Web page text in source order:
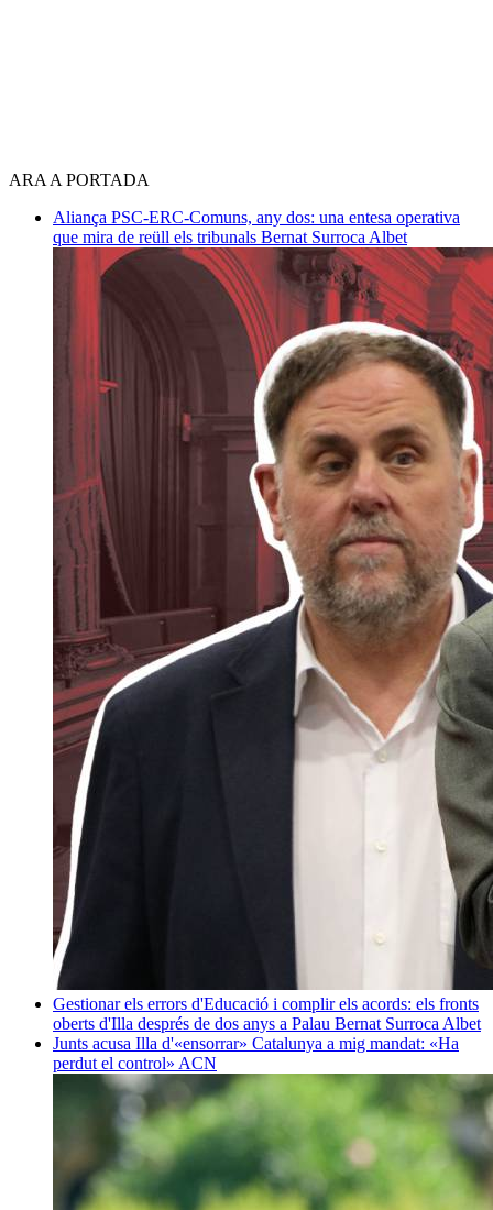
ARA A PORTADA
Aliança PSC-ERC-Comuns, any dos: una entesa operativa
que mira de reüll els tribunals Bernat Surroca Albet
Gestionar els errors d'Educació i complir els acords: els fronts
oberts d'Illa després de dos anys a Palau Bernat Surroca Albet
Junts acusa Illa d'«ensorrar» Catalunya a mig mandat: «Ha
perdut el control» ACN